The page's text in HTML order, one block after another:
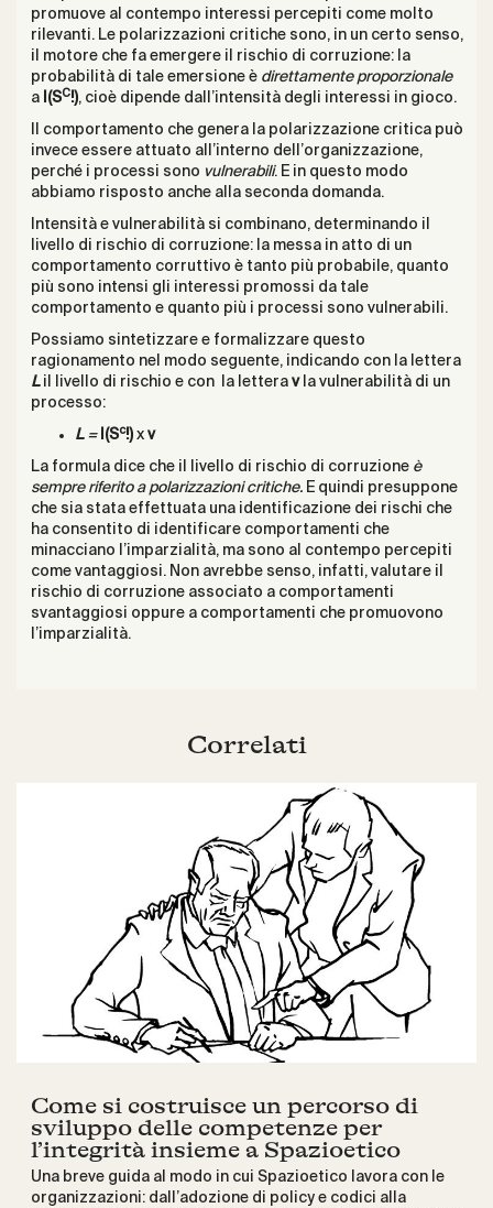
promuove al contempo interessi percepiti come molto
rilevanti. Le polarizzazioni critiche sono, in un certo senso,
il motore che fa emergere il rischio di corruzione: la
probabilità di tale emersione è direttamente proporzionale
a I(SC!), cioè dipende dall’intensità degli interessi in gioco.
Il comportamento che genera la polarizzazione critica può
invece essere attuato all’interno dell’organizzazione,
perché i processi sono vulnerabili. E in questo modo
abbiamo risposto anche alla seconda domanda.
Intensità e vulnerabilità si combinano, determinando il
livello di rischio di corruzione: la messa in atto di un
comportamento corruttivo è tanto più probabile, quanto
più sono intensi gli interessi promossi da tale
comportamento e quanto più i processi sono vulnerabili.
Possiamo sintetizzare e formalizzare questo
ragionamento nel modo seguente, indicando con la lettera
Lil livello di rischio e con la lettera vla vulnerabilità di un
processo:
L = I(Sc!)x v
La formula dice che il livello di rischio di corruzione è
sempre riferito a polarizzazioni critiche. E quindi presuppone
che sia stata effettuata una identificazione dei rischi che
ha consentito di identificare comportamenti che
minacciano l’imparzialità, ma sono al contempo percepiti
come vantaggiosi. Non avrebbe senso, infatti, valutare il
rischio di corruzione associato a comportamenti
svantaggiosi oppure a comportamenti che promuovono
l’imparzialità.
Correlati
Come si costruisce un percorso di
sviluppo delle competenze per
l’integrità insieme a Spazioetico
Una breve guida al modo in cui Spazioetico lavora con le
organizzazioni: dall’adozione di policy e codici alla